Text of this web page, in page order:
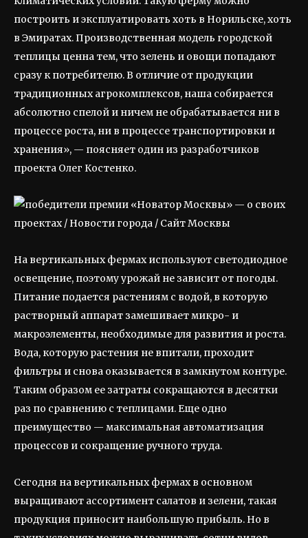
построить и эксплуатировать хоть в Норильске, хоть
в Эмиратах. Производственная модель городской
теплицы ценна тем, что зелень и овощи попадают
сразу к потребителю. В отличие от продукции
традиционных агрокомплексов, наша собирается
абсолютно спелой и ничем не обрабатывается ни в
процессе роста, ни в процессе транспортировки и
хранения», — поясняет один из разработчиков
проекта Олег Костенко.
На вертикальных фермах используют светодиодное
освещение, поэтому урожай не зависит от погоды.
Питание подается растениям с водой, в которую
растворный аппарат замешивает микро- и
макроэлементы, необходимые для развития и роста.
Вода, которую растения не впитали, проходит
фильтры и снова оказывается в замкнутом контуре.
Таким образом ее затраты сокращаются в десятки
раз по сравнению с теплицами. Еще одно
преимущество — максимальная автоматизация
процессов и сокращение ручного труда.
Сегодня на вертикальных фермах в основном
выращивают ассортимент салатов и зелени, такая
продукция приносит наибольшую прибыль. Но в